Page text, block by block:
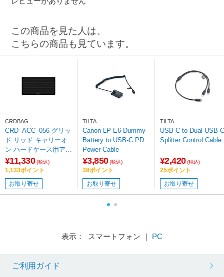
この商品を見た人は、
こちらの商品も見ています。
CRDBAG
CRD_ACC_056 グリッ
ド リッド キャリーオ
ン ハードケース用アク
セサリー CRD_ACC_0
56
¥11,330 (税込)
1,133ポイント
お取り寄せ
TILTA
Canon LP-E6 Dummy
Battery to USB-C PD
Power Cable
¥3,850 (税込)
39ポイント
お取り寄せ
TILTA
USB-C to Dual USB-C
Splitter Control Cable
¥2,420 (税込)
25ポイント
お取り寄せ
表示： スマートフォン ｜ PC
ご利用ガイド